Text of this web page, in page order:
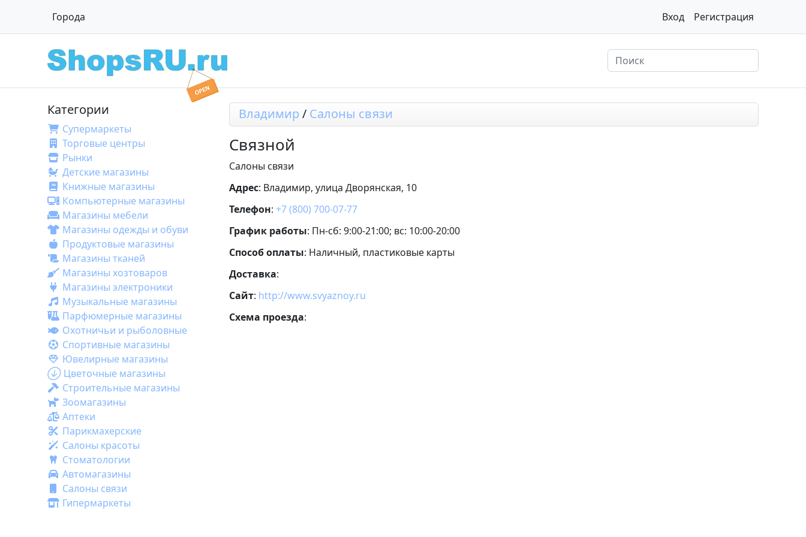
Города Вход Регистрация
Категории
Супермаркеты
Торговые центры
Рынки
Детские магазины
Книжные магазины
Компьютерные магазины
Магазины мебели
Магазины одежды и обуви
Продуктовые магазины
Магазины тканей
Магазины хозтоваров
Магазины электроники
Музыкальные магазины
Парфюмерные магазины
Охотничьи и рыболовные
Спортивные магазины
Ювелирные магазины
Цветочные магазины
Строительные магазины
Зоомагазины
Аптеки
Парикмахерские
Салоны красоты
Стоматологии
Автомагазины
Салоны связи
Гипермаркеты
Владимир/ Салоны связи
Связной
Салоны связи
Адрес: Владимир, улица Дворянская, 10
Телефон: +7 (800) 700-07-77
График работы: Пн-сб: 9:00-21:00; вс: 10:00-20:00
Способ оплаты: Наличный, пластиковые карты
Доставка:
Сайт: http://www.svyaznoy.ru
Схема проезда: